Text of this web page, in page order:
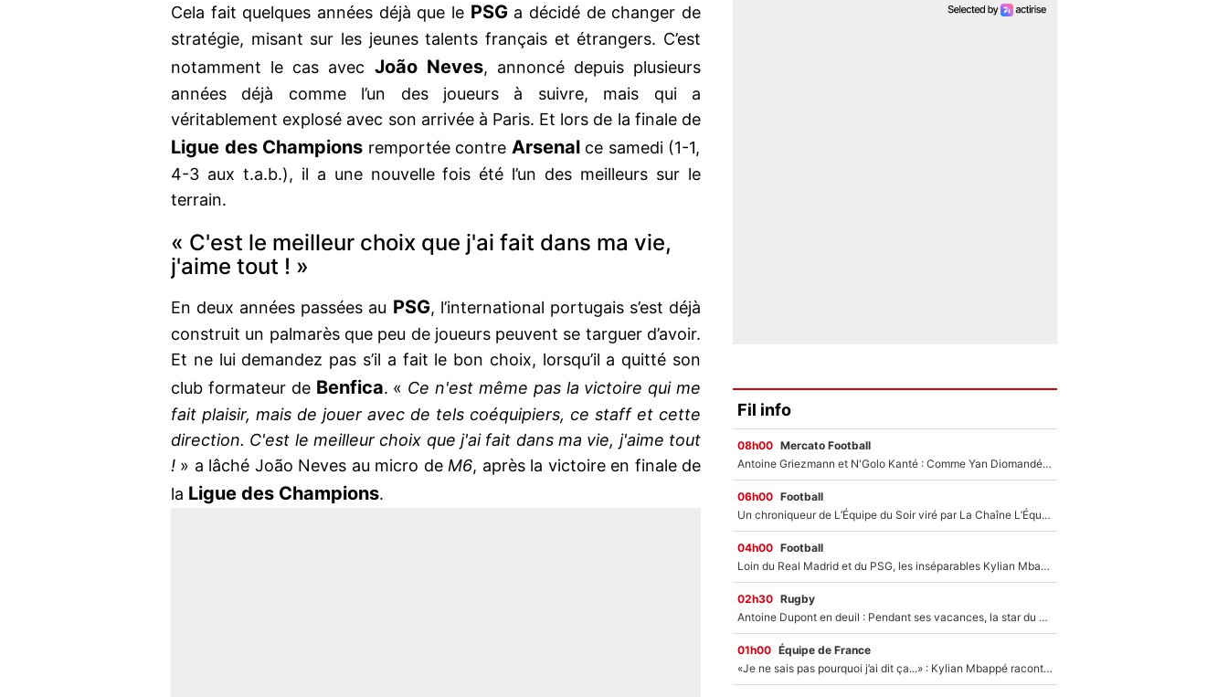
Cela fait quelques années déjà que le PSG a décidé de changer de
stratégie, misant sur les jeunes talents français et étrangers. C’est
notamment le cas avec João Neves, annoncé depuis plusieurs
années déjà comme l’un des joueurs à suivre, mais qui a
véritablement explosé avec son arrivée à Paris. Et lors de la finale de
Ligue des Champions remportée contre Arsenal ce samedi (1-1,
4-3 aux t.a.b.), il a une nouvelle fois été l’un des meilleurs sur le
terrain.
« C'est le meilleur choix que j'ai fait dans ma vie,
j'aime tout ! »
En deux années passées au PSG, l’international portugais s’est déjà
construit un palmarès que peu de joueurs peuvent se targuer d’avoir.
Et ne lui demandez pas s’il a fait le bon choix, lorsqu’il a quitté son
club formateur de Benfica. « Ce n'est même pas la victoire qui me
fait plaisir, mais de jouer avec de tels coéquipiers, ce staff et cette
direction. C'est le meilleur choix que j'ai fait dans ma vie, j'aime tout
! » a lâché João Neves au micro deM6, après la victoire en finale de
la Ligue des Champions.
Fil info
08h00 Mercato Football
Antoine Griezmann et N'Golo Kanté : Comme Yan Diomandé, les deux champions du monde ont refusé de signer au PSG !
06h00 Football
Un chroniqueur de L’Équipe du Soir viré par La Chaîne L’Équipe : Même Olivier Ménard n’avait pas pu empêcher son départ, «je l’ai appris sur Twitter, je l’ai vécu assez mal»
04h00 Football
Loin du Real Madrid et du PSG, les inséparables Kylian Mbappé et Achraf Hakimi changent d'équipe le temps d'une journée !
02h30 Rugby
Antoine Dupont en deuil : Pendant ses vacances, la star du XV de France a perdu sa grand-mère
01h00 Équipe de France
«Je ne sais pas pourquoi j’ai dit ça...» : Kylian Mbappé raconte sa première rencontre avec Zinédine Zidane (et c’est très drôle)